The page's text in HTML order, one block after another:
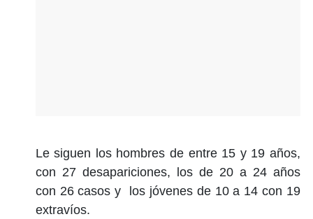
Le siguen los hombres de entre 15 y 19 años,
con 27 desapariciones, los de 20 a 24 años
con 26 casos y los jóvenes de 10 a 14 con 19
extravíos.